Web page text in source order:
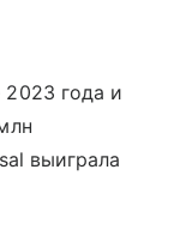
года и
выиграла